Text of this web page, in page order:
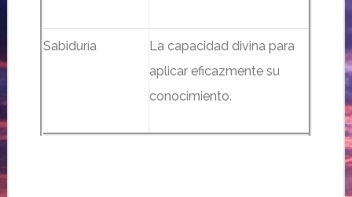
Sabiduría
La capacidad divina para
aplicar eficazmente su
conocimiento.